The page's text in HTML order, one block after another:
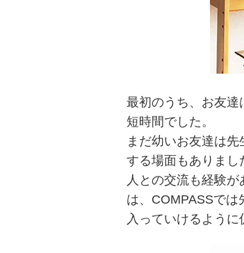
最初のうち、お友達
短時間でした。
まだ幼いお友達は
する場面もありまし
人との交流も経験
は、COMPASSで
入っていけるように